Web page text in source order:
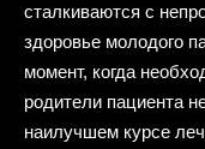
сталкиваются с
здоровье молодого
момент, когда
родители пациента
наилучшем курсе